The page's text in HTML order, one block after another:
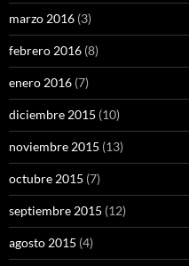
marzo 2016 (3)
febrero 2016 (8)
enero 2016 (7)
diciembre 2015 (10)
noviembre 2015 (13)
octubre 2015 (7)
septiembre 2015 (12)
agosto 2015 (4)